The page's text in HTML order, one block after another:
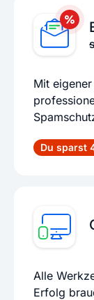
Mit
Du sparst
Alle
Erfolg